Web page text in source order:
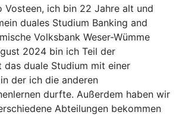
Vosteen, ich bin 22 Jahre alt und
duales Studium Banking and
Volksbank Weser-Wümme
2024 bin ich Teil der
das duale Studium mit einer
der ich die anderen
durfte. Außerdem haben wir
Abteilungen bekommen